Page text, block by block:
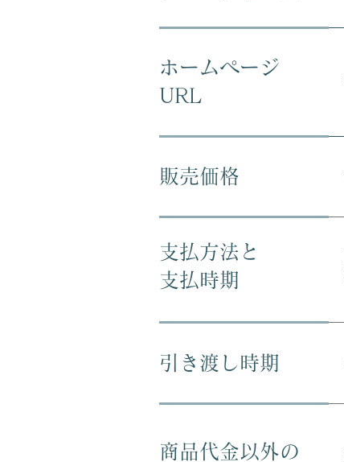
ホームページ
URL
販売価格
支払方法と
支払時期
引き渡し時期
商品代金以外の